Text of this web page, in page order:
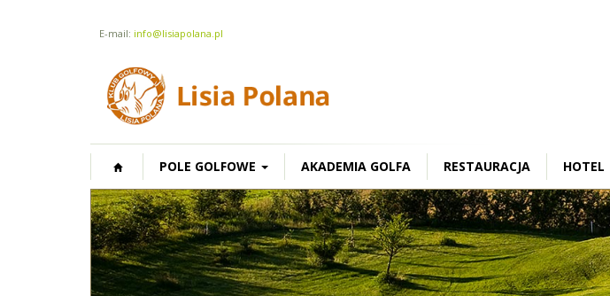
E-mail: info@lisiapolana.pl
POLE GOLFOWE AKADEMIA GOLFA RESTAURACJA HOTEL